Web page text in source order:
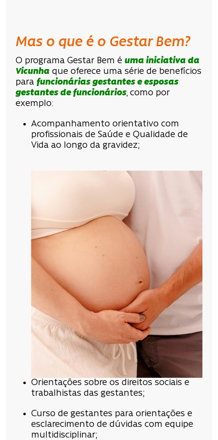
Mas o que é o Gestar Bem?
O programa Gestar Bem é uma iniciativa da
Vicunha que oferece uma série de benefícios
para funcionárias gestantes e esposas
gestantes de funcionários, como por
exemplo:
Acompanhamento orientativo com
profissionais de Saúde e Qualidade de
Vida ao longo da gravidez;
Orientações sobre os direitos sociais e
trabalhistas das gestantes;
Curso de gestantes para orientações e
esclarecimento de dúvidas com equipe
multidisciplinar;